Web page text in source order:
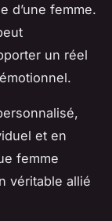
d’une femme.
un réel
et en
femme
véritable allié